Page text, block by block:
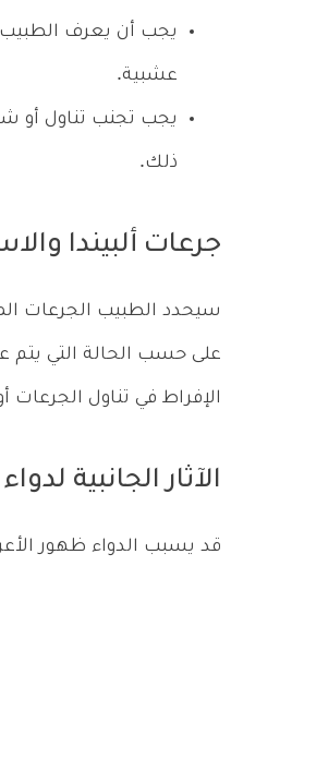
يجب أن يعرف الطبيب
عشبية.
يجب تجنب تناول أو
ذلك.
جرعات ألبيندا
سيحدد الطبيب الجرعات
على حسب الحالة التي يتم
الإفراط في تناول
الآثار الجانبية لدواء
قد يسبب الدواء ظهور